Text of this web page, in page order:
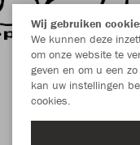
Welkom in de
Wij gebruiken
We kunnen deze
om onze website te
geven en om u een
kan uw instellingen
cookies.